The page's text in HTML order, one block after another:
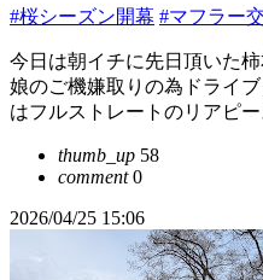
#桜シーズン開幕 #マフラー
今日は朝イチに先日頂いた
娘のご機嫌取りの為ドライ
はフルストレートのリアピ
thumb_up 58
comment0
2026/04/25 15:06